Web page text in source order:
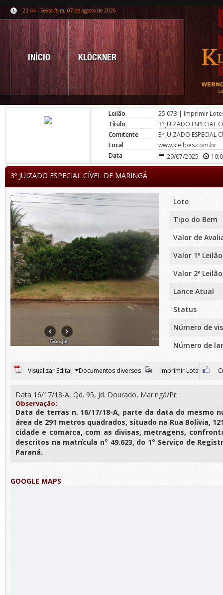
23:44 - Sexta-feira, 07 de agosto de 2026
INÍCIO KLÖCKNER
Leilão 25.073 | Imprimir
Título
3º JUIZADO ESPECIAL
Comitente
3º JUIZADO ESPECIAL
Local
www.kleiloes.com.br
Data
29/07/2025
3º JUIZADO ESPECIAL CÍVEL DE MARINGÁ
Lote
Tipo do Bem
Valor de
Valor 1º Leilão
Valor 2º Leilão
Lance Atual
Status
Número de
Número de
Visualizar Edital Documentos diversos Imprimir Lote
Data 16/17/18-A, Qd. 95, Jd. Dourado, Maringá/Pr.
Observação:
Data de terras n. 16/17/18-A, parte da data do mesmo
área de 291 metros quadrados, situado na Rua Bolívia,
cidade e comarca, com as divisas, metragens,
descritos na matrícula n° 49.623, do 1° Serviço de
Paraná.
GOOGLE MAPS